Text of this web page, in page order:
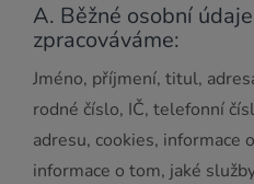
A. Běžné osobní
zpracováváme:
Jméno, příjmení, titul,
rodné číslo, IČ, telefonní
adresu, cookies, informace
informace o tom, jaké